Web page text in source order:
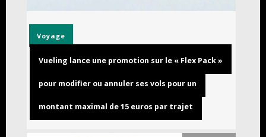
Voyage
Vueling lance une promotion sur le « Flex Pack »
pour modifier ou annuler ses vols pour un
montant maximal de 15 euros par trajet